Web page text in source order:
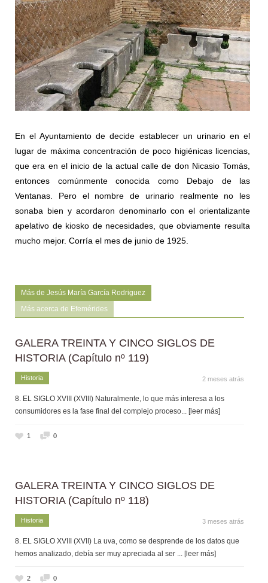
En el Ayuntamiento de decide establecer un urinario en el
lugar de máxima concentración de poco higiénicas licencias,
que era en el inicio de la actual calle de don Nicasio Tomás,
entonces comúnmente conocida como Debajo de las
Ventanas. Pero el nombre de urinario realmente no les
sonaba bien y acordaron denominarlo con el orientalizante
apelativo de kiosko de necesidades, que obviamente resulta
mucho mejor. Corría el mes de junio de 1925.
Más de Jesús María García Rodriguez
Más acerca de Efemérides
GALERA TREINTA Y CINCO SIGLOS DE
HISTORIA (Capítulo nº 119)
Historia 2 meses atrás
8. EL SIGLO XVIII (XVIII) Naturalmente, lo que más interesa a los
consumidores es la fase final del complejo proceso... [leer más]
1 0
GALERA TREINTA Y CINCO SIGLOS DE
HISTORIA (Capítulo nº 118)
Historia 3 meses atrás
8. EL SIGLO XVIII (XVII) La uva, como se desprende de los datos que
hemos analizado, debía ser muy apreciada al ser ... [leer más]
2 0